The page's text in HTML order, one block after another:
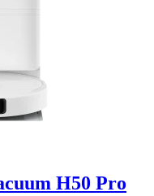
H50 Pro